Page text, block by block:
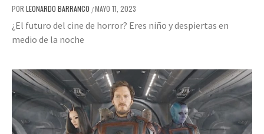
POR LEONARDO BARRANCO /MAYO 11, 2023
¿El futuro del cine de horror? Eres niño y despiertas en
medio de la noche